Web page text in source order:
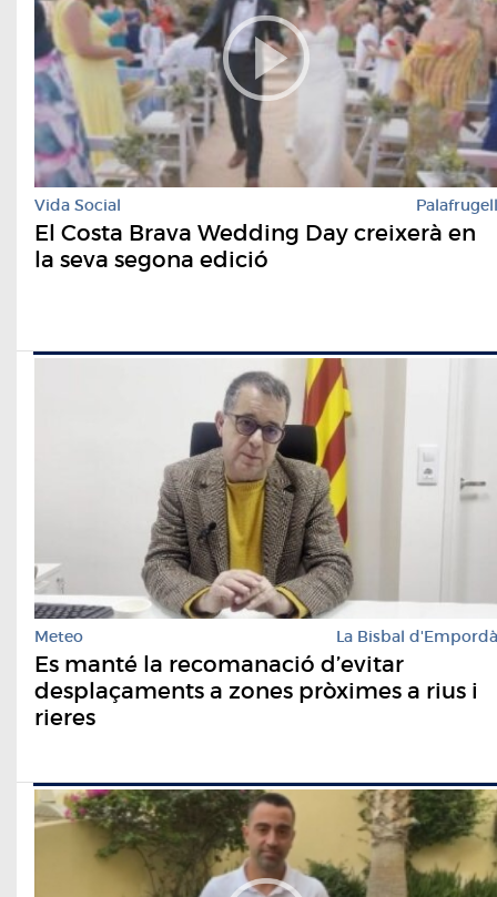
Vida Social Palafrugell
El Costa Brava Wedding Day creixerà en
la seva segona edició
Meteo La Bisbal d'Empordà
Es manté la recomanació d’evitar
desplaçaments a zones pròximes a rius i
rieres